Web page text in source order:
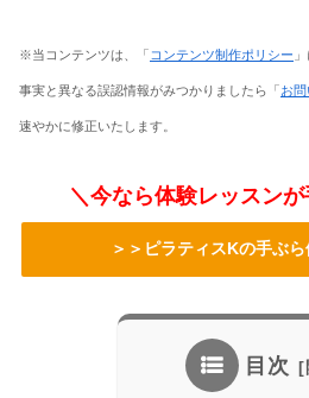
※当コンテンツは、「 コンテンツ制作ポリシー
事実と異なる誤認情報がみつかりましたら「お
速やかに修正いたします。
＼今なら体験レッスン
＞＞ピラティスKの手ぶ
目次